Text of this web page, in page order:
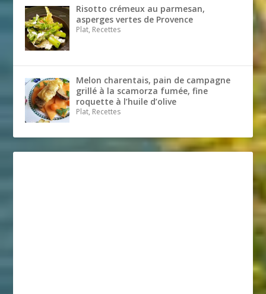
Risotto crémeux au parmesan,
asperges vertes de Provence
Plat, Recettes
Melon charentais, pain de campagne
grillé à la scamorza fumée, fine
roquette à l’huile d’olive
Plat, Recettes